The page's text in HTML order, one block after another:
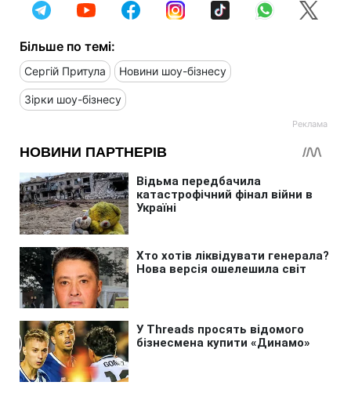
Більше по темі:
Сергій Притула Новини шоу-бізнесу
Зірки шоу-бізнесу